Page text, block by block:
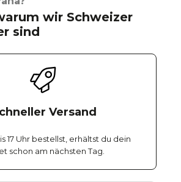
wir Schweizer
sind
Versand
17 Uhr bestellst, erhältst du dein
schon am nächsten Tag.